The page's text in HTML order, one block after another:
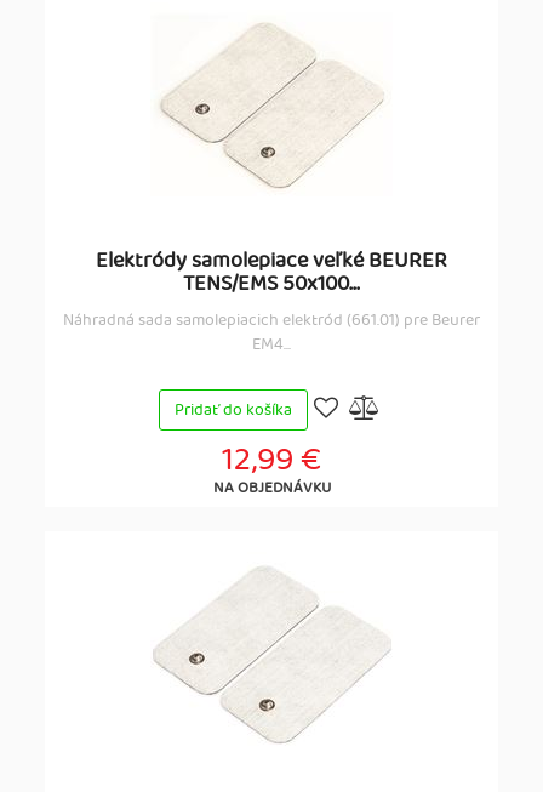
Elektródy samolepiace veľké BEURER
TENS/EMS 50x100...
Náhradná sada samolepiacich elektród (661.01) pre Beurer
EM4...
Pridať do košíka
12,99 €
NA OBJEDNÁVKU